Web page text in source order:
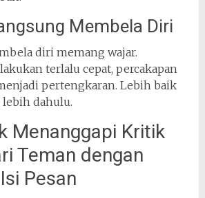
Membela Diri
diri memang wajar.
terlalu cepat, percakapan
pertengkaran. Lebih baik
dahulu.
Menanggapi Kritik
Teman dengan
Pesan